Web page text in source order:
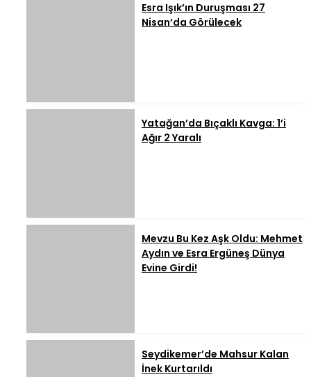
Esra Işık’ın Duruşması 27
Nisan’da Görülecek
Yatağan’da Bıçaklı Kavga: 1’i
Ağır 2 Yaralı
Mevzu Bu Kez Aşk Oldu: Mehmet
Aydın ve Esra Ergüneş Dünya
Evine Girdi!
Seydikemer’de Mahsur Kalan
İnek Kurtarıldı